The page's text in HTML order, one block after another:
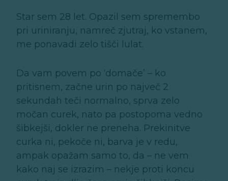
Star sem 28 let. Opazil sem spremembo
pri uriniranju, namreč zjutraj, ko vstanem,
me ponavadi zelo tišči lulat.
Da vam povem po ‘domače’ – ko
pritisnem, začne urin po največ 2
sekundah teči normalno, sprva zelo
močan curek, nato pa postopoma vedno
šibkejši, dokler ne preneha. Prekinitve
curka ni, pekoče ni, barva je v redu,
ampak opažam samo to, da – ne vem
kako naj se izrazim – nekje proti koncu